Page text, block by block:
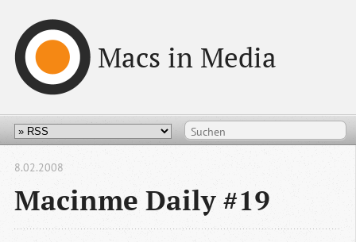
Macs in Media
Macinme Daily #19
8.02.2008